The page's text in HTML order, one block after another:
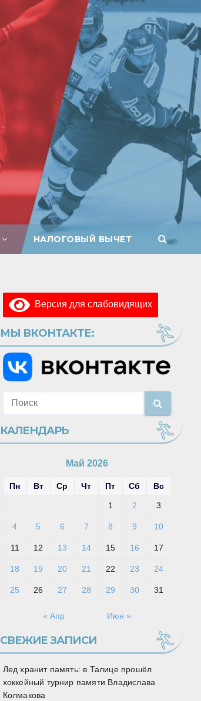
НАЛОГОВЫЙ ВЫЧЕТ
Версия для слабовидящих
МЫ ВКОНТАКТЕ:
КАЛЕНДАРЬ
Май 2026
Пн Вт Ср Чт Пт Сб Вс
1 2 3
4 5 6 7 8 9 10
11 12 13 14 15 16 17
18 19 20 21 22 23 24
25 26 27 28 29 30 31
« Апр Июн »
СВЕЖИЕ ЗАПИСИ
Лед хранит память: в Талице прошёл
хоккейный турнир памяти Владислава
Колмакова